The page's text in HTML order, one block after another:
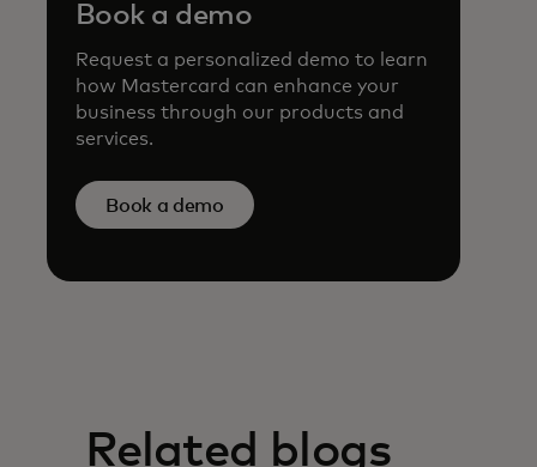
Book a demo
Request a personalized demo to learn
how Mastercard can enhance your
business through our products and
services.
Book a demo
Related blogs